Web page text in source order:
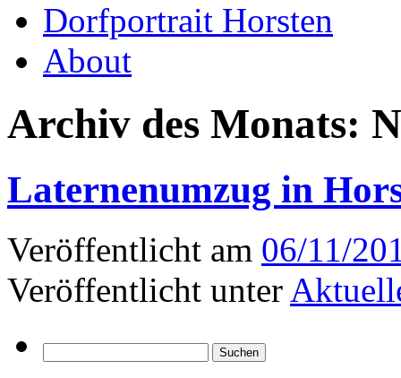
Dorfportrait Horsten
About
Archiv des Monats:
Laternenumzug in
Veröffentlicht am 06/11/
Veröffentlicht unter
nach: